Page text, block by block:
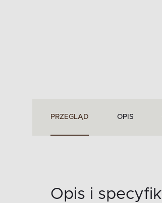
PRZEGLĄD OPIS
Opis i